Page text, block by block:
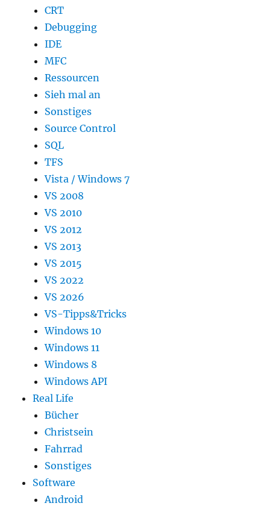
CRT
Debugging
IDE
MFC
Ressourcen
Sieh mal an
Sonstiges
Source Control
SQL
TFS
Vista / Windows 7
VS 2008
VS 2010
VS 2012
VS 2013
VS 2015
VS 2022
VS 2026
VS-Tipps&Tricks
Windows 10
Windows 11
Windows 8
Windows API
Real Life
Bücher
Christsein
Fahrrad
Sonstiges
Software
Android